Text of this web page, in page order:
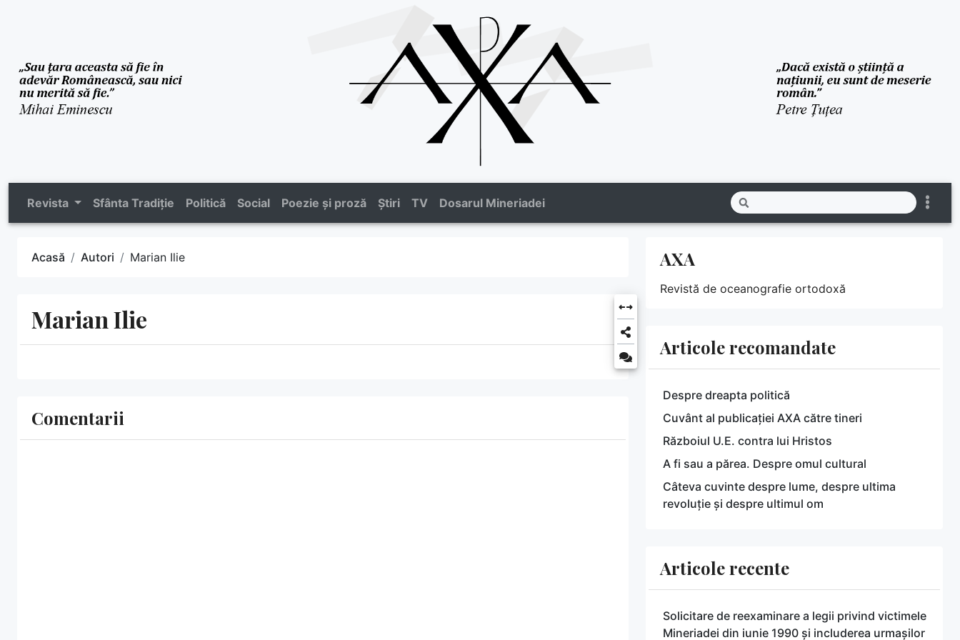
Revista Sfânta Tradiție Politică Social Poezie și proză Știri TV Dosarul Mineriadei
Acasă Autori Marian Ilie
Marian Ilie
Comentarii
AXA
Revistă de oceanografie ortodoxă
Articole recomandate
Despre dreapta politică
Cuvânt al publicației AXA către tineri
Războiul U.E. contra lui Hristos
A fi sau a părea. Despre omul cultural
Câteva cuvinte despre lume, despre ultima
revoluție și despre ultimul om
Articole recente
Solicitare de reexaminare a legii privind victimele
Mineriadei din iunie 1990 și includerea urmașilor